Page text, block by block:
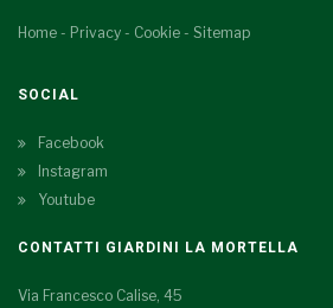
Home - Privacy - Cookie - Sitemap
SOCIAL
Facebook
Instagram
Youtube
CONTATTI GIARDINI LA MORTELLA
Via Francesco Calise, 45